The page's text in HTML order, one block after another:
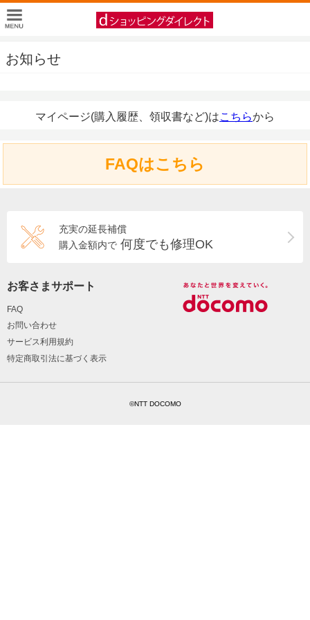
お知らせ
マイページ(購入履歴、領収書など)はこちらから
FAQはこちら
充実の延長補償
購入金額内で 何度でも修理OK
お客さまサポート
FAQ
お問い合わせ
サービス利用規約
特定商取引法に基づく表示
©NTT DOCOMO